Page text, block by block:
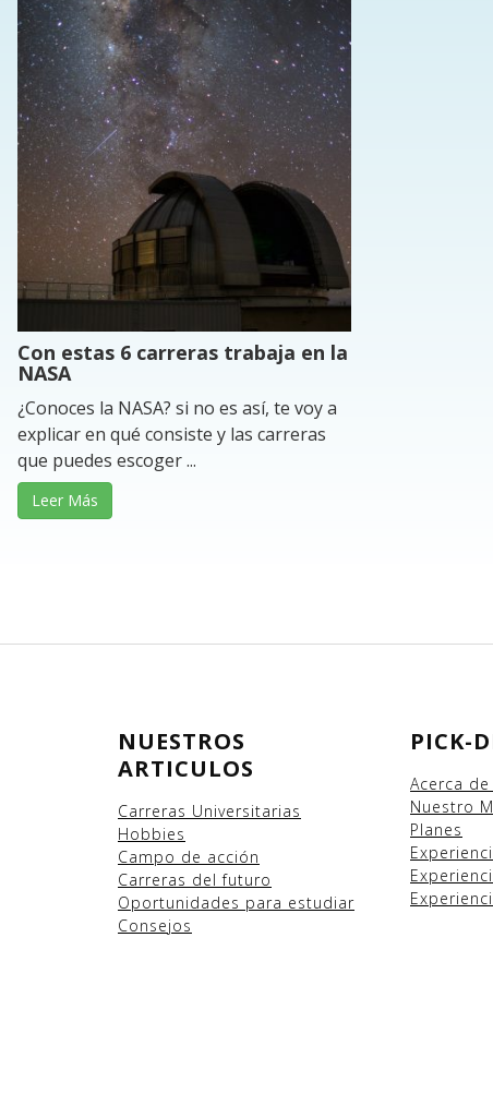
Con estas 6 carreras trabaja en la
NASA
¿Conoces la NASA? si no es así, te voy a
explicar en qué consiste y las carreras
que puedes escoger ...
Leer Más
NUESTROS
ARTICULOS
Carreras Universitarias
Hobbies
Campo de acción
Carreras del futuro
Oportunidades para estudiar
Consejos
PICK-
Acerca
Nuestro
Planes